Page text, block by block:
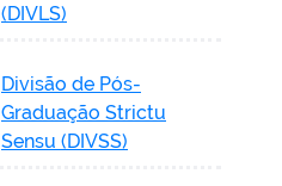
(DIVLS)
Divisão de Pós-
Graduação Strictu
Sensu (DIVSS)